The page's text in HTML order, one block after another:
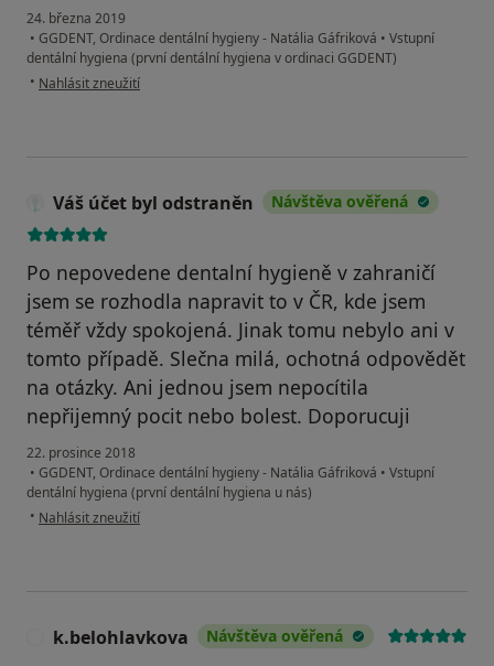
24. března 2019
• GGDENT, Ordinace dentální hygieny - Natália Gáfriková • Vstupní
dentální hygiena (první dentální hygiena v ordinaci GGDENT)
• podle názoru uživatele Váš účet byl odstraněn
Nahlásit zneužití
Váš účet byl odstraněn Návštěva ověřená
Po nepovedene dentalní hygieně v zahraničí
jsem se rozhodla napravit to v ČR, kde jsem
téměř vždy spokojená. Jinak tomu nebylo ani v
tomto případě. Slečna milá, ochotná odpovědět
na otázky. Ani jednou jsem nepocítila
nepřijemný pocit nebo bolest. Doporucuji
22. prosince 2018
• GGDENT, Ordinace dentální hygieny - Natália Gáfriková • Vstupní
dentální hygiena (první dentální hygiena u nás)
• podle názoru uživatele Váš účet byl odstraněn
Nahlásit zneužití
k.belohlavkova Návštěva ověřená